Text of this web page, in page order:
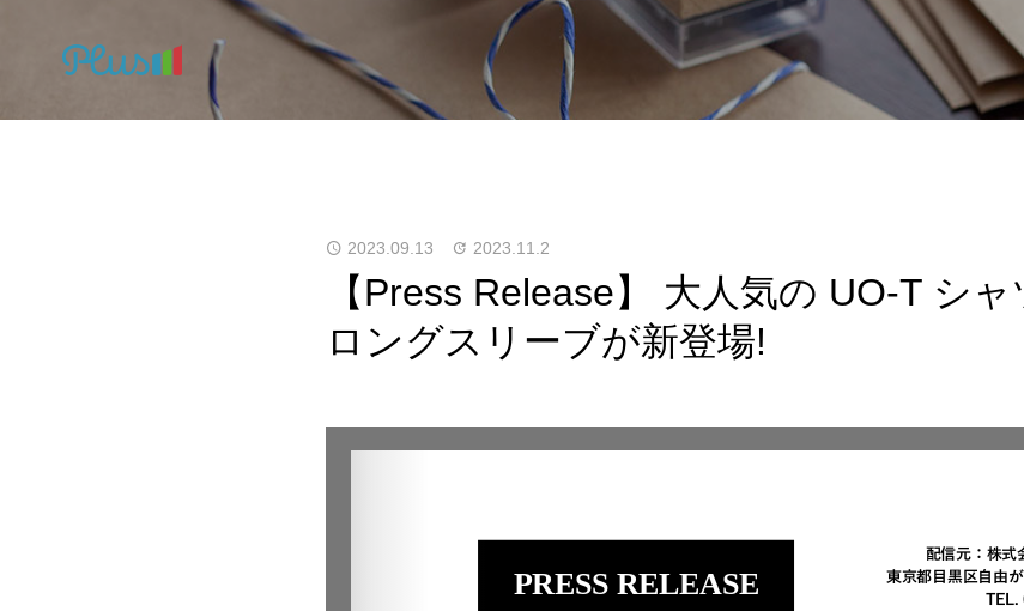
2023.09.13 2023.11.2
【Press Release】 大人気の UO-T シ
ロングスリーブが新登場!